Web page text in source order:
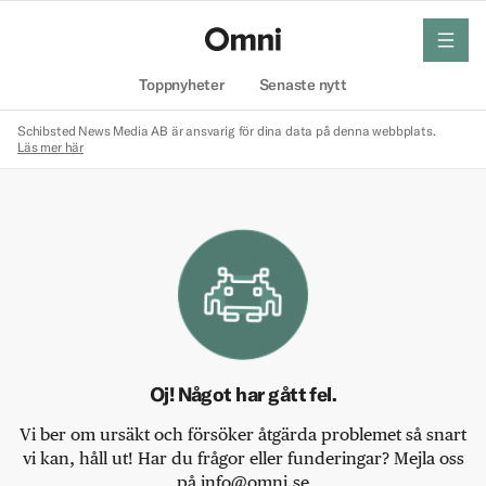
Toppnyheter Senaste nytt
meny
Schibsted News Media AB är ansvarig för dina data på denna webbplats.
Läs mer här
Oj! Något har gått fel.
Vi ber om ursäkt och försöker åtgärda problemet så snart
vi kan, håll ut! Har du frågor eller funderingar? Mejla oss